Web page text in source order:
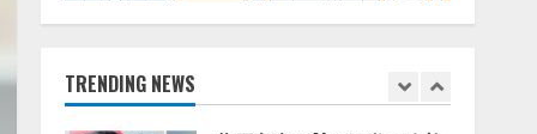
TRENDING NEWS
1
「TinhVan Technologies